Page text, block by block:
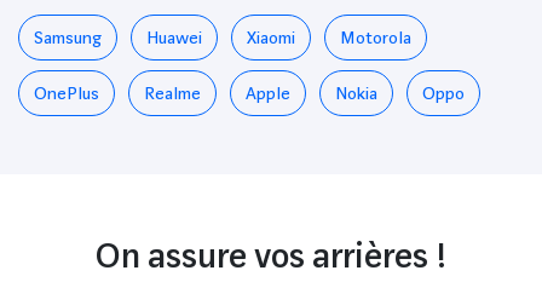
Samsung Huawei Xiaomi Motorola
OnePlus Realme Apple Nokia Oppo
On assure vos arrières !